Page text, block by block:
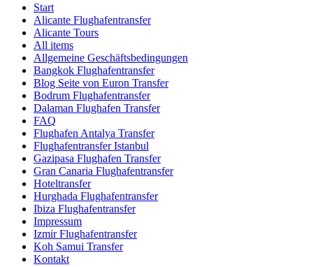
Start
Alicante Flughafentransfer
Alicante Tours
All items
Allgemeine Geschäftsbedingungen
Bangkok Flughafentransfer
Blog Seite von Euron Transfer
Bodrum Flughafentransfer
Dalaman Flughafen Transfer
FAQ
Flughafen Antalya Transfer
Flughafentransfer Istanbul
Gazipasa Flughafen Transfer
Gran Canaria Flughafentransfer
Hoteltransfer
Hurghada Flughafentransfer
Ibiza Flughafentransfer
Impressum
Izmir Flughafentransfer
Koh Samui Transfer
Kontakt